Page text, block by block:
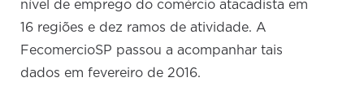
nível de emprego do comércio atacadista em
16 regiões e dez ramos de atividade. A
FecomercioSP passou a acompanhar tais
dados em fevereiro de 2016.